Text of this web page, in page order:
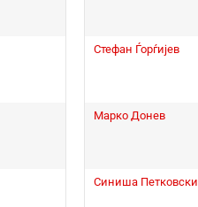
Стефан Ѓорѓијев
Марко Донев
Синиша Петковски